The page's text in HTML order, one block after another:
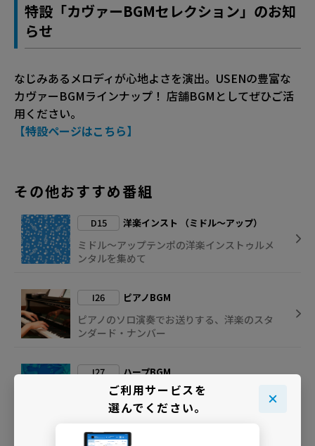
特設「カヴァーBGMセレクション」のお知
らせ
なじみあるメロディが心地よさを演出。USENの豊富な
カヴァーBGMラインナップ！ 店舗BGMとしてぜひご活
用ください。
【特設ページはこちら】
その他おすすめ番組
D15 洋楽インスト （ミドル～アップ）
ミドル～アップテンポの洋楽インストゥルメ
ンタルを集めて
I26 ピアノBGM
ピアノのソロ演奏でお送りする、洋楽のスタ
ンダード・ナンバー
I27 ハープBGM
美しいハープの音色で奏でるスタンダード･ソ
ングを放送
ご利用サービスを
選んでください。